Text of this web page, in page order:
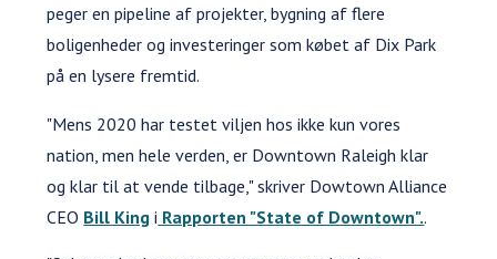
peger en pipeline af projekter, bygning af flere
boligenheder og investeringer som købet af Dix Park
på en lysere fremtid.
"Mens 2020 har testet viljen hos ikke kun vores
nation, men hele verden, er Downtown Raleigh klar
og klar til at vende tilbage," skriver Dowtown Alliance
CEO Bill King i Rapporten "State of Downtown"..